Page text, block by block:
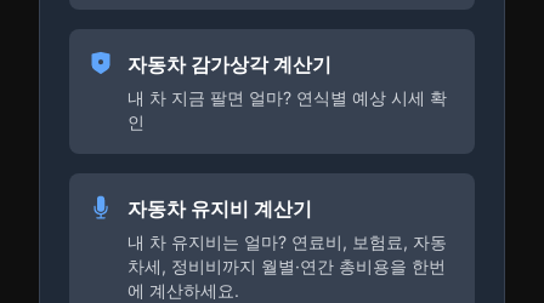
자동차 감가상각 계산기
내 차 지금 팔면 얼마? 연식별 예상 시세 확
인
자동차 유지비 계산기
내 차 유지비는 얼마? 연료비, 보험료, 자동
차세, 정비비까지 월별·연간 총비용을 한번
에 계산하세요.